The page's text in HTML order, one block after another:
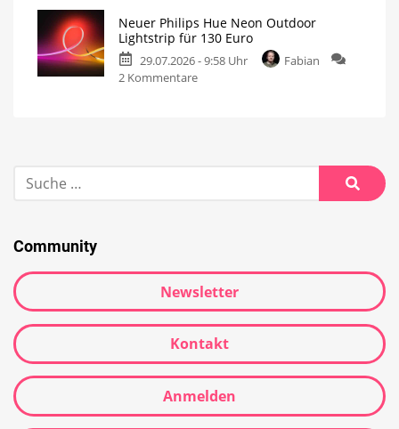
Neuer Philips Hue Neon Outdoor
Lightstrip für 130 Euro
29.07.2026 - 9:58 Uhr
Fabian
2 Kommentare
Community
Newsletter
Kontakt
Anmelden